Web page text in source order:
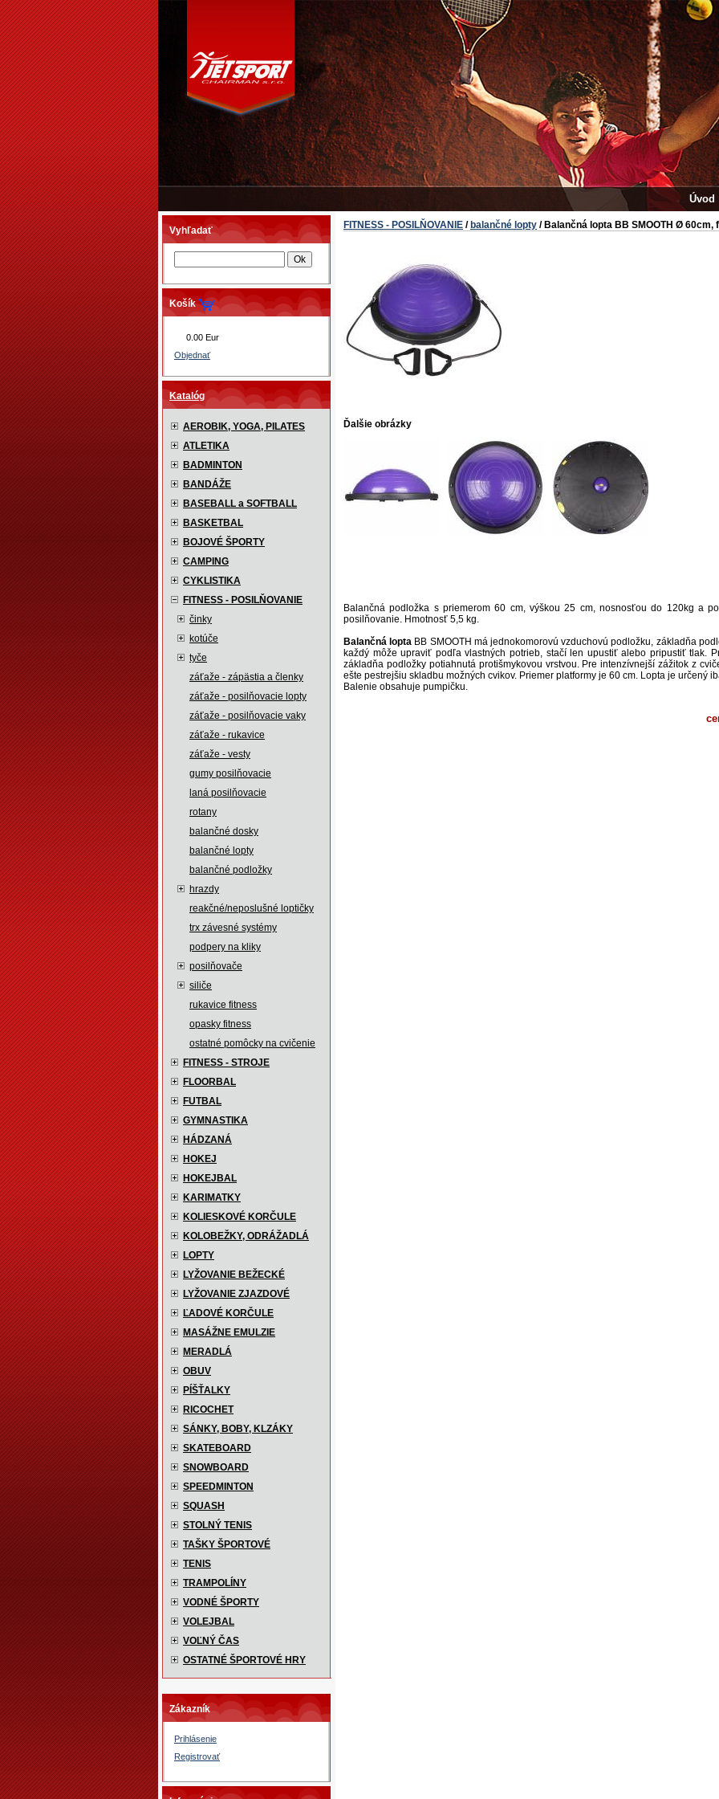
Úvod
Vyhľadať
Košík
0.00 Eur
Objednať
Katalóg
AEROBIK, YOGA, PILATES
ATLETIKA
BADMINTON
BANDÁŽE
BASEBALL a SOFTBALL
BASKETBAL
BOJOVÉ ŠPORTY
CAMPING
CYKLISTIKA
FITNESS - POSILŇOVANIE
činky
kotúče
tyče
záťaže - zápästia a členky
záťaže - posilňovacie lopty
záťaže - posilňovacie vaky
záťaže - rukavice
záťaže - vesty
gumy posilňovacie
laná posilňovacie
rotany
balančné dosky
balančné lopty
balančné podložky
hrazdy
reakčné/neposlušné loptičky
trx závesné systémy
podpery na kliky
posilňovače
siliče
rukavice fitness
opasky fitness
ostatné pomôcky na cvičenie
FITNESS - STROJE
FLOORBAL
FUTBAL
GYMNASTIKA
HÁDZANÁ
HOKEJ
HOKEJBAL
KARIMATKY
KOLIESKOVÉ KORČULE
KOLOBEŽKY, ODRÁŽADLÁ
LOPTY
LYŽOVANIE BEŽECKÉ
LYŽOVANIE ZJAZDOVÉ
ĽADOVÉ KORČULE
MASÁŽNE EMULZIE
MERADLÁ
OBUV
PÍŠŤALKY
RICOCHET
SÁNKY, BOBY, KLZÁKY
SKATEBOARD
SNOWBOARD
SPEEDMINTON
SQUASH
STOLNÝ TENIS
TAŠKY ŠPORTOVÉ
TENIS
TRAMPOLÍNY
VODNÉ ŠPORTY
VOLEJBAL
VOĽNÝ ČAS
OSTATNÉ ŠPORTOVÉ HRY
Zákazník
Prihlásenie
Registrovať
FITNESS - POSILŇOVANIE / balančné lopty / Balančná lopta BB SMOOTH Ø 60cm,
Ďalšie obrázky
Balančná podložka s priemerom 60 cm, výškou 25 cm, nosnosťou do 120kg a
posilňovanie. Hmotnosť 5,5 kg.
Balančná lopta BB SMOOTH má jednokomorovú vzduchovú podložku, základňa
každý môže upraviť podľa vlastných potrieb, stačí len upustiť alebo pripustiť tlak.
základňa podložky potiahnutá protišmykovou vrstvou. Pre intenzívnejší zážitok z
ešte pestrejšiu skladbu možných cvikov. Priemer platformy je 60 cm. Lopta je určený
Balenie obsahuje pumpičku.